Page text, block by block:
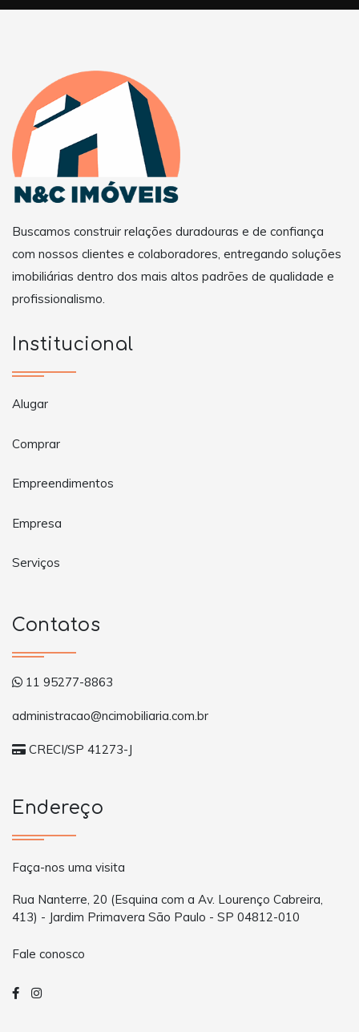
Buscamos construir relações duradouras e de confiança
com nossos clientes e colaboradores, entregando soluções
imobiliárias dentro dos mais altos padrões de qualidade e
profissionalismo.
Institucional
Alugar
Comprar
Empreendimentos
Empresa
Serviços
Contatos
11 95277-8863
administracao@ncimobiliaria.com.br
CRECI/SP 41273-J
Endereço
Faça-nos uma visita
Rua Nanterre, 20 (Esquina com a Av. Lourenço Cabreira,
413) - Jardim Primavera São Paulo - SP 04812-010
Fale conosco